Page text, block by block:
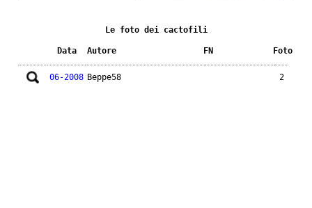
Le foto dei cactofili
Data Autore FN Foto
06-2008 Beppe58 2